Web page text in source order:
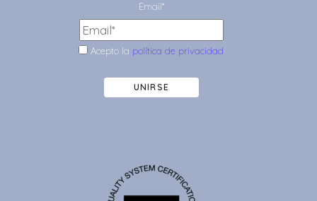
Email*
Acepto la política de privacidad
UNIRSE